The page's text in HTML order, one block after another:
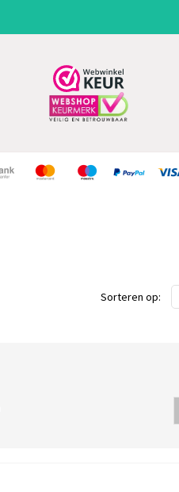
Sorteren op: